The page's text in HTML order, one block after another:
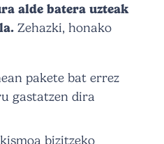
alde batera uzteak
Zehazki, honako
pakete bat errez
gastatzen dira
bizitzeko